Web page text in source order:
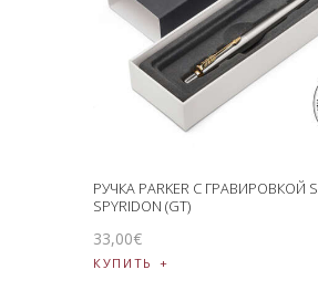
РУЧКА PARKER С ГРАВИРОВКОЙ
SPYRIDON (GT)
33,00€
КУПИТЬ